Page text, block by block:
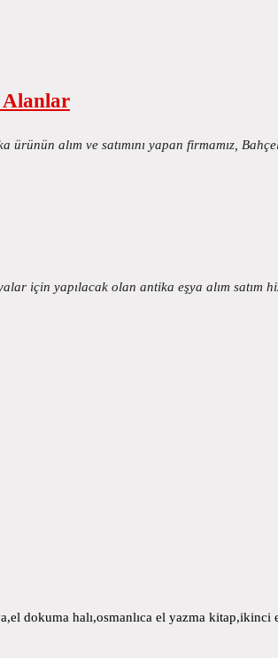
Alanlar
alım ve satımını yapan firmamız,
için yapılacak olan antika eşya alım satım
dokuma halı,osmanlıca el yazma